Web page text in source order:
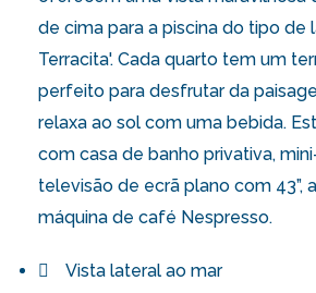
de cima para a piscina do tipo de
Terracita'. Cada quarto tem um
perfeito para desfrutar da
relaxa ao sol com uma bebida.
com casa de banho privativa,
televisão de ecrã plano com 43”,
máquina de café Nespresso.
Vista lateral ao mar